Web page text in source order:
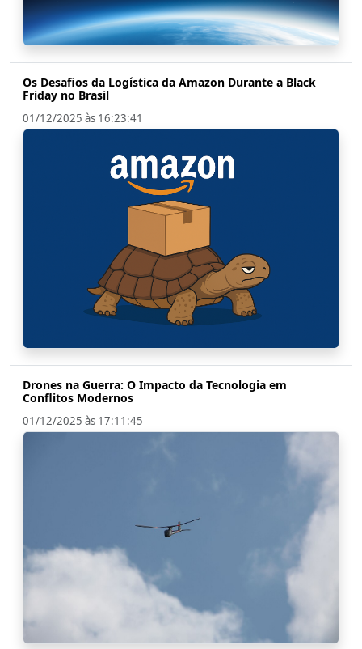
Os Desafios da Logística da Amazon Durante a Black
Friday no Brasil
01/12/2025 às 16:23:41
Drones na Guerra: O Impacto da Tecnologia em
Conflitos Modernos
01/12/2025 às 17:11:45